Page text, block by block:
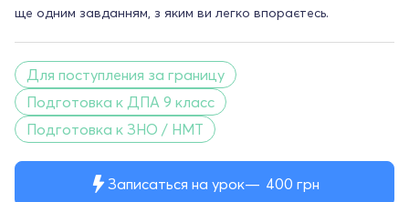
Записаться на урок 400 грн
ще одним завданням, з яким ви легко впораєтесь.
Для поступления за границу
Подготовка к ДПА 9 класс
Подготовка к ЗНО / НМТ